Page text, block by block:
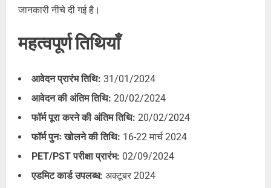
जानकारी नीचे दी गई है।
महत्वपूर्ण तिथियाँ
आवेदन प्रारंभ तिथि: 31/01/2024
आवेदन की अंतिम तिथि: 20/02/2024
फॉर्म पूरा करने की अंतिम तिथि: 20/02/2024
फॉर्म पुनः खोलने की तिथि: 16-22 मार्च 2024
PET/PST परीक्षा प्रारंभ: 02/09/2024
एडमिट कार्ड उपलब्ध: अक्टूबर 2024